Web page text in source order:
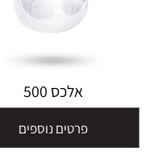
אלכס 500
פרטים נוספים